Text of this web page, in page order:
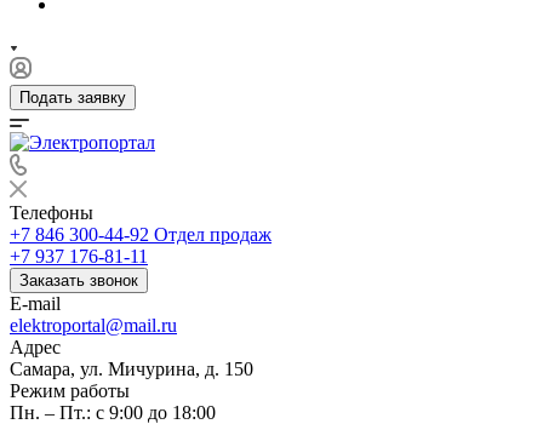
Подать заявку
Телефоны
+7 846 300-44-92 Отдел продаж
+7 937 176-81-11
Заказать звонок
E-mail
elektroportal@mail.ru
Адрес
Самара, ул. Мичурина, д. 150
Режим работы
Пн. – Пт.: с 9:00 до 18:00